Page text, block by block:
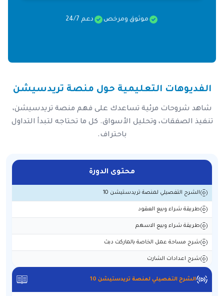
موثوق ومرخص دعم 24/7
الفديوهات التعليمية حول منصة تريدسيشن
شاهد شروحات مرئية تساعدك على فهم منصة تريدسيشن،
تنفيذ الصفقات، وتحليل الأسواق. كل ما تحتاجه لتبدأ التداول
باحتراف.
محتوى الدورة
الشرح التفصيلي لمنصة تريدستيشن 10
طريقة شراء وبيع العقود
طريقة شراء وبيع الاسهم
شرح مساحة عمل الخاصة بالماركت دبث
شرح اعدادات الشارت
الشرح التفصيلي لمنصة تريدستيشن 10